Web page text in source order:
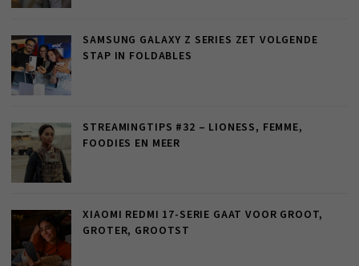
SAMSUNG GALAXY Z SERIES ZET VOLGENDE
STAP IN FOLDABLES
STREAMINGTIPS #32 – LIONESS, FEMME,
FOODIES EN MEER
XIAOMI REDMI 17-SERIE GAAT VOOR GROOT,
GROTER, GROOTST